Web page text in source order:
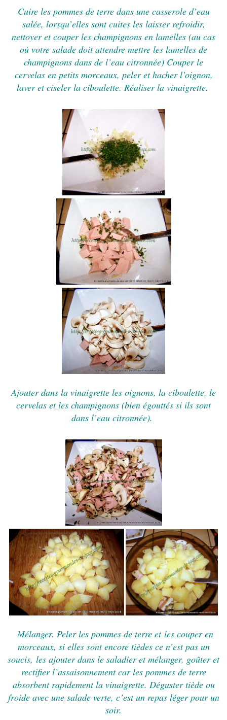
Cuire les pommes de terre dans une casserole d’eau
salée, lorsqu’elles sont cuites les laisser refroidir,
nettoyer et couper les champignons en lamelles (au cas
où votre salade doit attendre mettre les lamelles de
champignons dans de l’eau citronnée) Couper le
cervelas en petits morceaux, peler et hacher l’oignon,
laver et ciseler la ciboulette. Réaliser la vinaigrette.
Ajouter dans la vinaigrette les oignons, la ciboulette, le
cervelas et les champignons (bien égouttés si ils sont
dans l’eau citronnée).
Mélanger. Peler les pommes de terre et les couper en
morceaux, si elles sont encore tièdes ce n’est pas un
soucis, les ajouter dans le saladier et mélanger, goûter et
rectifier l’assaisonnement car les pommes de terre
absorbent rapidement la vinaigrette. Déguster tiède ou
froide avec une salade verte, c’est un repas léger pour un
soir.